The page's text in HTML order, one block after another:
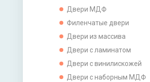
Двери МДФ
Филенчатые двери
Двери из массива
Двери с ламинатом
Двери с винилискожей
Двери с наборным МДФ